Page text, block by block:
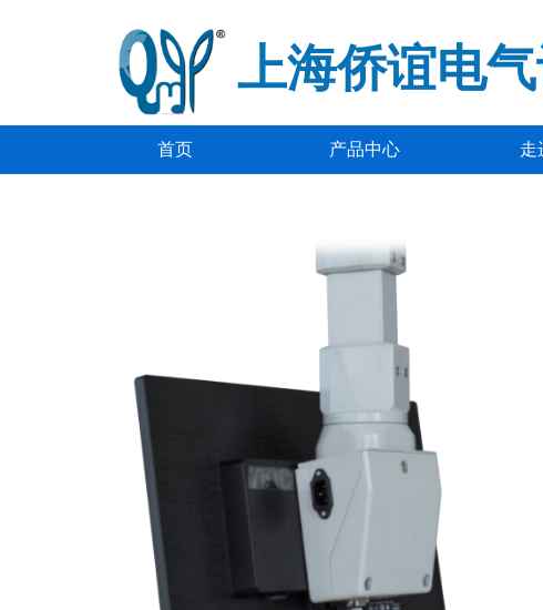
首页 产品中心 走
上海侨谊电